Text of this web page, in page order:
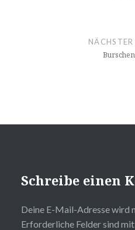
Schreibe einen
Deine E-Mail-Adresse wird
Erforderliche Felder sind mit